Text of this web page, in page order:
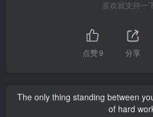
喜欢就支持一
点赞9 分享
The only thing standing between
of hard